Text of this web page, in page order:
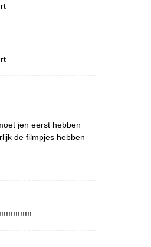
jen eerst hebben
de filmpjes hebben